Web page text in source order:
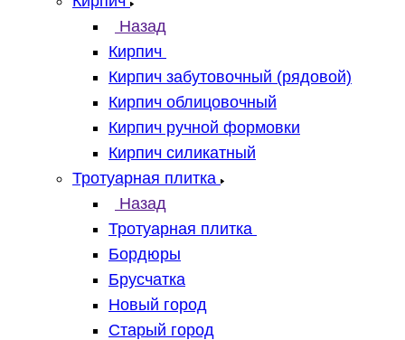
Назад
Кирпич
Кирпич забутовочный (рядовой)
Кирпич облицовочный
Кирпич ручной формовки
Кирпич силикатный
Тротуарная плитка
Назад
Тротуарная плитка
Бордюры
Брусчатка
Новый город
Старый город